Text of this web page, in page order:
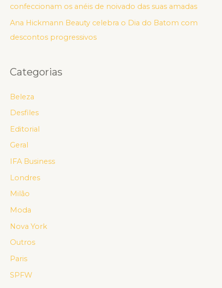
confeccionam os anéis de noivado das suas amadas
Ana Hickmann Beauty celebra o Dia do Batom com
descontos progressivos
Categorias
Beleza
Desfiles
Editorial
Geral
IFA Business
Londres
Milão
Moda
Nova York
Outros
Paris
SPFW